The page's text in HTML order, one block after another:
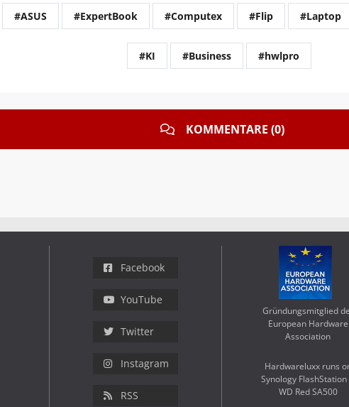
#ASUS #ExpertBook #Computex #Flip #Laptop
#KI #Business #hwlpro
KOMMENTARE (0)
Facebook
YouTube
Twitter
Instagram
RSS
Gründungsmitglied
European Hardware
Association
Hardwareluxx runs
Synology FlashStation
WD Red SA500